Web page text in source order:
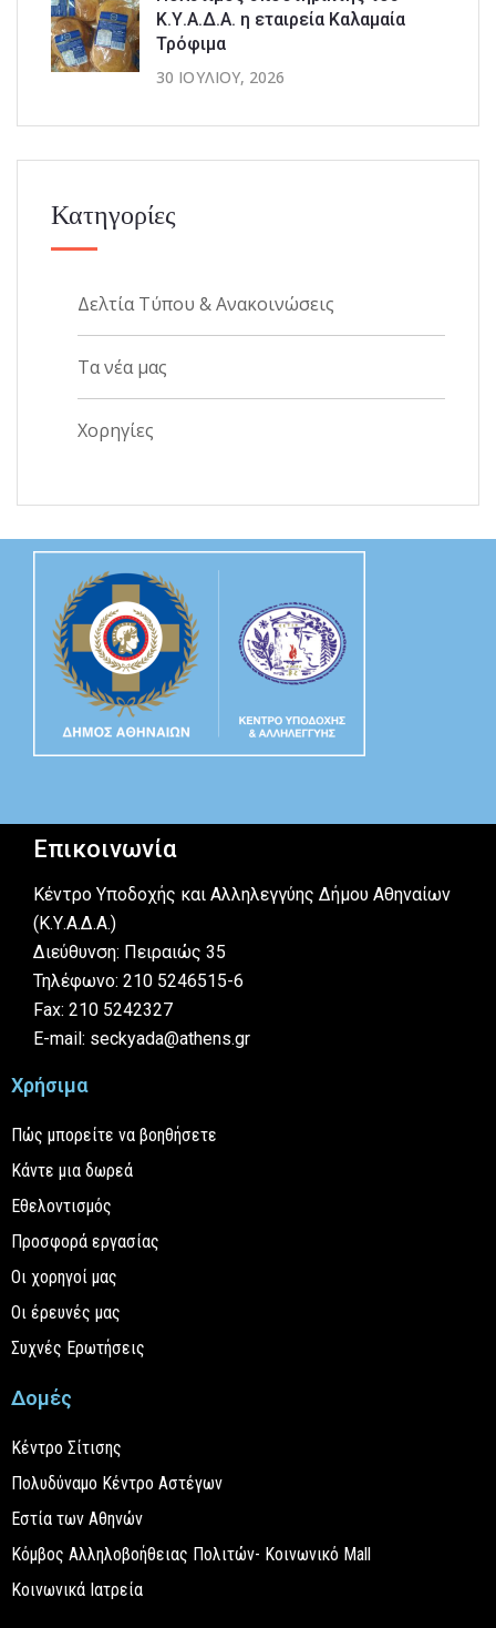
Κ.Υ.Α.Δ.Α. η εταιρεία Καλαμαία
Τρόφιμα
30 ΙΟΥΛΊΟΥ, 2026
Κατηγορίες
Δελτία Τύπου & Ανακοινώσεις
Τα νέα μας
Χορηγίες
Επικοινωνία
Κέντρο Υποδοχής και Αλληλεγγύης Δήμου Αθηναίων
(Κ.Υ.Α.Δ.Α.)
Διεύθυνση: Πειραιώς 35
Τηλέφωνο: 210 5246515-6
Fax: 210 5242327
E-mail: seckyada@athens.gr
Χρήσιμα
Πώς μπορείτε να βοηθήσετε
Κάντε μια δωρεά
Εθελοντισμός
Προσφορά εργασίας
Οι χορηγοί μας
Οι έρευνές μας
Συχνές Ερωτήσεις
Δομές
Κέντρο Σίτισης
Πολυδύναμο Κέντρο Αστέγων
Εστία των Αθηνών
Κόμβος Αλληλοβοήθειας Πολιτών- Κοινωνικό Mall
Κοινωνικά Ιατρεία